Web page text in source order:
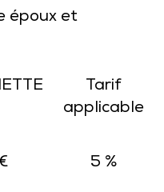
époux et
Tarif
applicable
5 %